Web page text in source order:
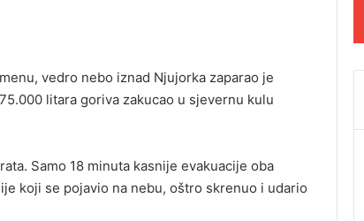
vedro nebo iznad Njujorka zaparao je
litara goriva zakucao u sjevernu kulu
Samo 18 minuta kasnije evakuacije oba
koji se pojavio na nebu, oštro skrenuo i udario